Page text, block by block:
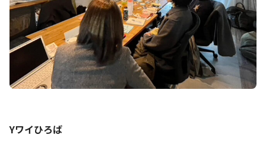
Yワイひろば